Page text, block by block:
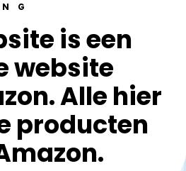
is een
website
Alle hier
producten